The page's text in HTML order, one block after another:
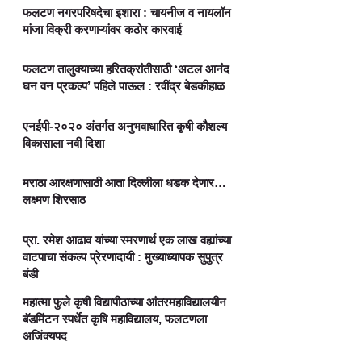
फलटण नगरपरिषदेचा इशारा : चायनीज व नायलॉन
मांजा विक्री करणाऱ्यांवर कठोर कारवाई
फलटण तालुक्याच्या हरितक्रांतीसाठी ‘अटल आनंद
घन वन प्रकल्प’ पहिले पाऊल : रवींद्र बेडकीहाळ
एनईपी-२०२० अंतर्गत अनुभवाधारित कृषी कौशल्य
विकासाला नवी दिशा
मराठा आरक्षणासाठी आता दिल्लीला धडक देणार…
लक्ष्मण शिरसाठ
प्रा. रमेश आढाव यांच्या स्मरणार्थ एक लाख वह्यांच्या
वाटपाचा संकल्प प्रेरणादायी : मुख्याध्यापक सुपुत्र
बंडी
महात्मा फुले कृषी विद्यापीठाच्या आंतरमहाविद्यालयीन
बॅडमिंटन स्पर्धेत कृषि महाविद्यालय, फलटणला
अजिंक्यपद